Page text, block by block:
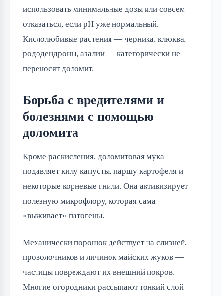
использовать минимальные дозы или совсем
отказаться, если pH уже нормальный.
Кислолюбивые растения — черника, клюква,
рододендроны, азалии — категорически не
переносят доломит.
Борьба с вредителями и
болезнями с помощью
доломита
Кроме раскисления, доломитовая мука
подавляет килу капусты, паршу картофеля и
некоторые корневые гнили. Она активизирует
полезную микрофлору, которая сама
«выживает» патогены.
Механически порошок действует на слизней,
проволочников и личинок майских жуков —
частицы повреждают их внешний покров.
Многие огородники рассыпают тонкий слой